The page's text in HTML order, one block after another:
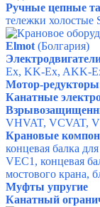
Ручные цепные
тележки холостые
Elmot(Болгария)
Ex, KK-Ex, AKK-
Мотор-
Канатные
VHVAT, VCVAT,
Крановые
концевая балка
VEC1, концевая
мостового крана,
Муфты упругие
Канатный